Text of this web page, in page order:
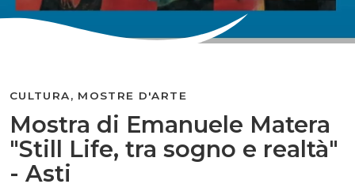
Mostra di Emanuele Matera
"Still Life, tra sogno e realtà"
- Asti
CULTURA, MOSTRE D'ARTE